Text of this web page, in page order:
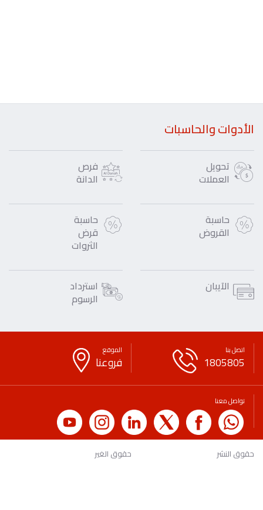
الأدوات والحاسبات
تحويل
العملات
فرص
الدانة
حاسبة
القروض
حاسبة
قرض
الثروات
الآيبان استرداد
الرسوم
اتصل بنا
1805805
الموقع
فروعنا
تواصل معنا
حقوق النشر
حقوق الغير